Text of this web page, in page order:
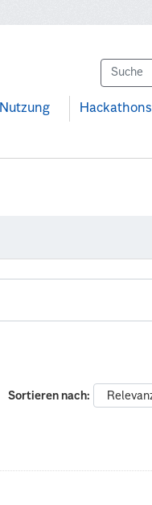
Nutzung Hackathons
Sortieren nach